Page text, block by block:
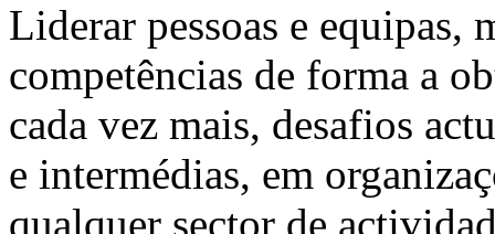
Liderar pessoas e equipas,
competências de forma a
cada vez mais, desafios
e intermédias, em
qualquer sector de